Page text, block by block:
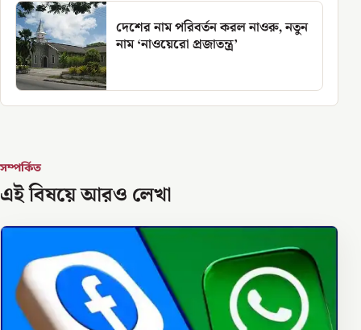
দেশের নাম পরিবর্তন করল নাওরু, নতুন
নাম ‘নাওয়েরো প্রজাতন্ত্র’
সম্পর্কিত
এই বিষয়ে আরও লেখা